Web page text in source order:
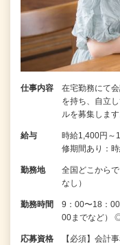
仕事内容
在宅勤務にて
を持ち、自立
ルを募集しま
給与
時給1,400円
修期間あり：
勤務地
全国どこから
なし）
勤務時間
9：00〜18：
00までなど）
応募資格
【必須】会計